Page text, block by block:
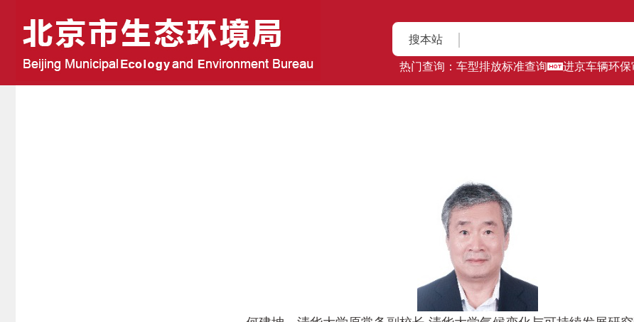
搜本站
热门查询： 车型排放标准查询 进京车辆环保